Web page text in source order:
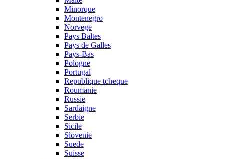
Minorque
Montenegro
Norvege
Pays Baltes
Pays de Galles
Pays-Bas
Pologne
Portugal
Republique tcheque
Roumanie
Russie
Sardaigne
Serbie
Sicile
Slovenie
Suede
Suisse